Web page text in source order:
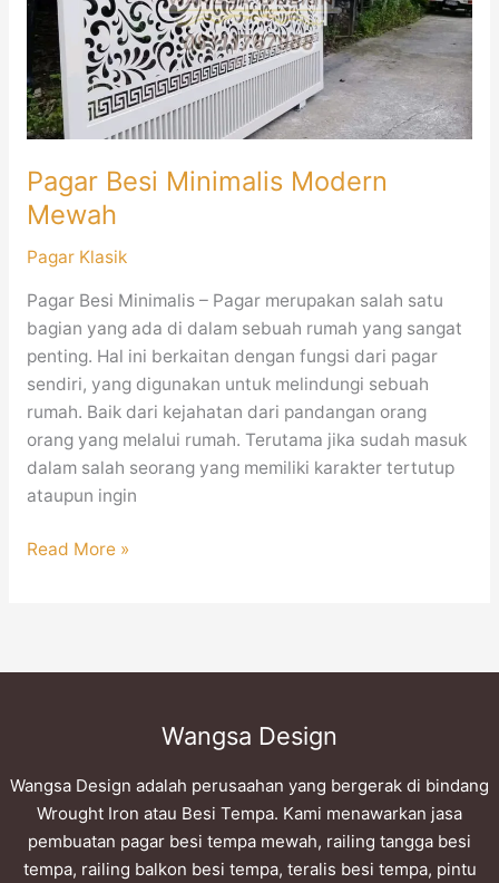
Pagar Besi Minimalis Modern
Mewah
Pagar Klasik
Pagar Besi Minimalis – Pagar merupakan salah satu
bagian yang ada di dalam sebuah rumah yang sangat
penting. Hal ini berkaitan dengan fungsi dari pagar
sendiri, yang digunakan untuk melindungi sebuah
rumah. Baik dari kejahatan dari pandangan orang
orang yang melalui rumah. Terutama jika sudah masuk
dalam salah seorang yang memiliki karakter tertutup
ataupun ingin
Mewah
Read More »
Wangsa Design
Wangsa Design adalah perusaahan yang bergerak di bindang
Wrought Iron atau Besi Tempa. Kami menawarkan jasa
pembuatan pagar besi tempa mewah, railing tangga besi
tempa, railing balkon besi tempa, teralis besi tempa, pintu